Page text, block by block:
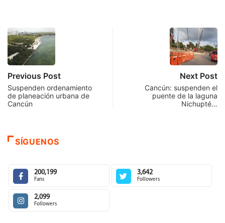
Previous Post
Suspenden ordenamiento
de planeación urbana de
Cancún
Next Post
Cancún: suspenden el
puente de la laguna
Nichupté…
SÍGUENOS
200,199
Fans
3,642
Followers
2,099
Followers